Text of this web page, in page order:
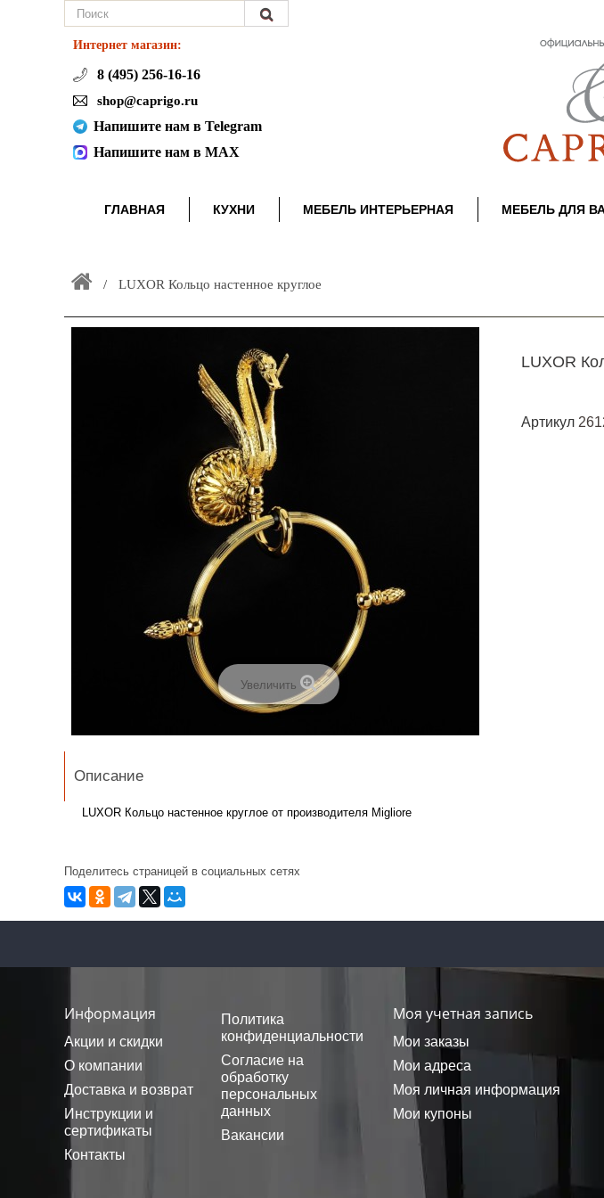
Интернет магазин:
8 (495) 256-16-16
shop@caprigo.ru
Напишите нам в Telegram
Напишите нам в MAX
ГЛАВНАЯ КУХНИ МЕБЕЛЬ ИНТЕРЬЕРНАЯ МЕБЕЛЬ ДЛЯ
LUXOR Кольцо настенное круглое
Увеличить
LUXOR
Артикул
Описание
LUXOR Кольцо настенное круглое от производителя Migliore
Поделитесь страницей в социальных сетях
Информация
Акции и скидки
О компании
Доставка и возврат
Инструкции и
сертификаты
Контакты
Политика
конфиденциальности
Согласие на
обработку
персональных
данных
Вакансии
Моя учетная запись
Мои заказы
Мои адреса
Моя личная информация
Мои купоны